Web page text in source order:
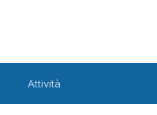
Attività